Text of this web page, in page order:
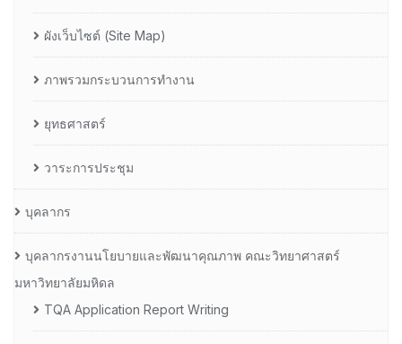
ผังเว็บไซต์ (Site Map)
ภาพรวมกระบวนการทำงาน
ยุทธศาสตร์
วาระการประชุม
บุคลากร
บุคลากรงานนโยบายและพัฒนาคุณภาพ คณะวิทยาศาสตร์
มหาวิทยาลัยมหิดล
TQA Application Report Writing